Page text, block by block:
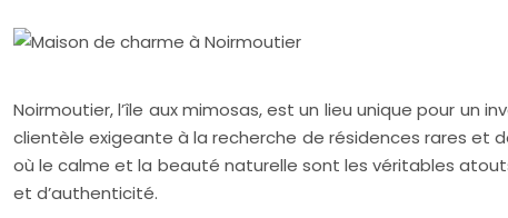
Noirmoutier, l’île aux mimosas, est un lieu unique pour
clientèle exigeante à la recherche de résidences rares et
où le calme et la beauté naturelle sont les véritables
et d’authenticité.